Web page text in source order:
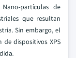
partículas de
que resultan
Sin embargo, el
dispositivos XPS